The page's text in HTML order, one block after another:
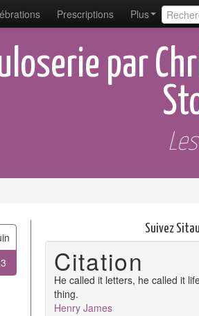
Prescriptions Plus
par
Suivez
Citation
He called it letters, he called it
thing.
Henry James